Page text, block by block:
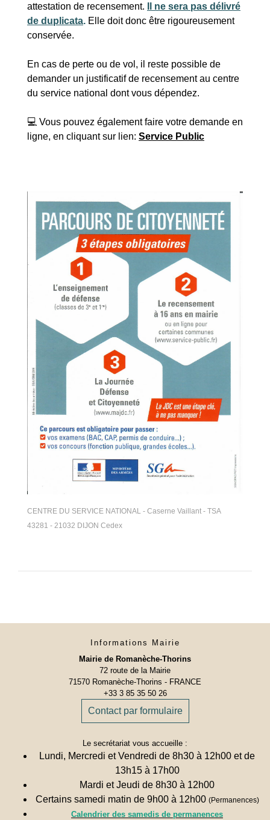
attestation de recensement.
Il ne sera pas délivré
de duplicata. Elle doit donc être rigoureusement
conservée.
En cas de perte ou de vol, il reste possible de
demander un justificatif de recensement au centre
du service national dont vous dépendez.
💻 Vous pouvez également faire votre demande en
ligne, en cliquant sur lien: Service Public
CENTRE DU SERVICE NATIONAL - Caserne Vaillant - TSA
43281 - 21032 DIJON Cedex
Informations Mairie
Mairie de Romanèche-Thorins
72 route de la Mairie
71570 Romanèche-Thorins - FRANCE
+33 3 85 35 50 26
Contact par formulaire
Le secrétariat vous accueille :
Lundi, Mercredi et Vendredi de 8h30 à 12h00 et de
13h15 à 17h00
Mardi et Jeudi de 8h30 à 12h00
Certains samedi matin de 9h00 à 12h00 (Permanences)
Calendrier des samedis de permanences